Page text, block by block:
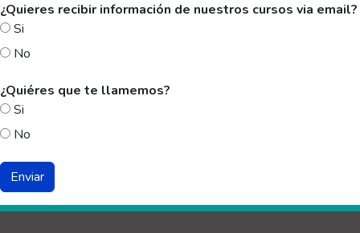
¿Quieres recibir información de nuestros cursos via email?
Si
No
¿Quiéres que te llamemos?
Si
No